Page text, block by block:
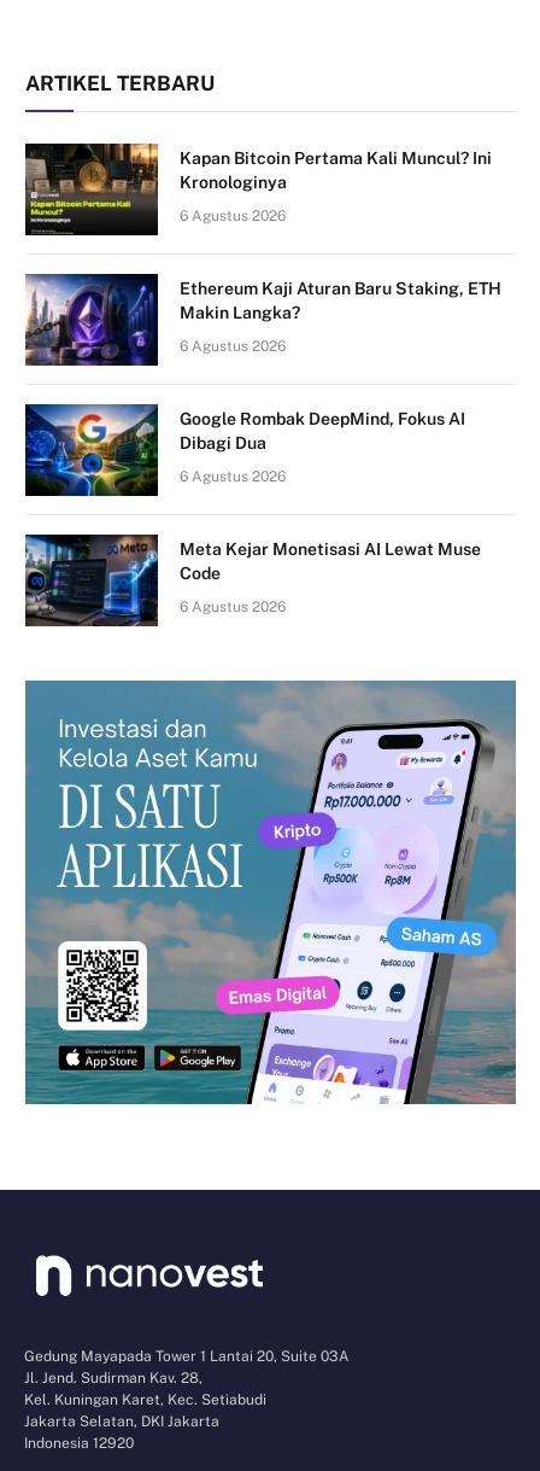
ARTIKEL TERBARU
Kapan Bitcoin Pertama Kali Muncul? Ini
Kronologinya
6 Agustus 2026
Ethereum Kaji Aturan Baru Staking, ETH
Makin Langka?
6 Agustus 2026
Google Rombak DeepMind, Fokus AI
Dibagi Dua
6 Agustus 2026
Meta Kejar Monetisasi AI Lewat Muse
Code
6 Agustus 2026
Gedung Mayapada Tower 1 Lantai 20, Suite 03A
Jl. Jend. Sudirman Kav. 28,
Kel. Kuningan Karet, Kec. Setiabudi
Jakarta Selatan, DKI Jakarta
Indonesia 12920